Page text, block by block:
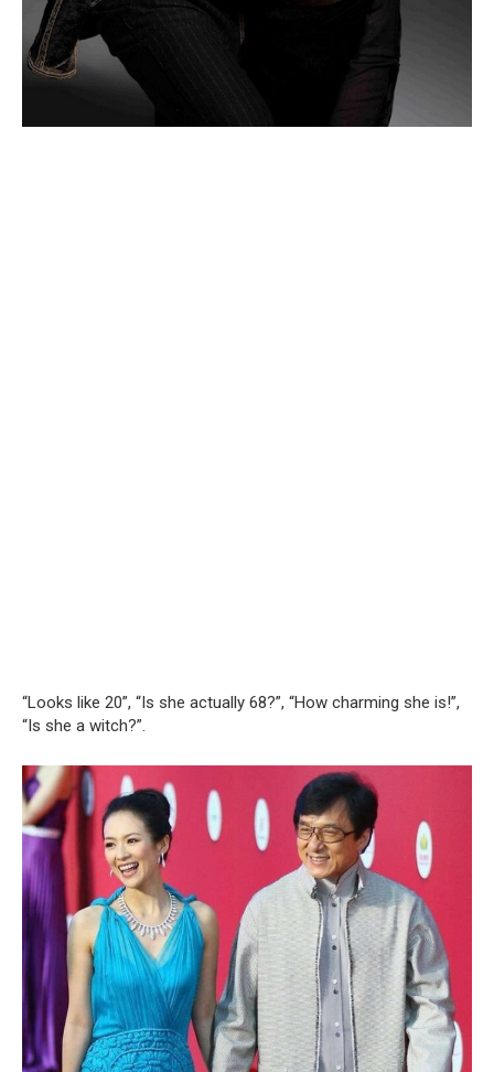
“Looks like 20”, “Is she actually 68?”, “How charming she is!”,
“Is she a witch?”.